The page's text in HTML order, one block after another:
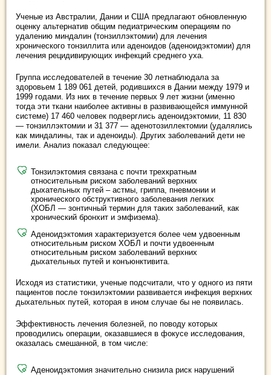
Ученые из Австралии, Дании и США предлагают обновленную
оценку альтернатив общим педиатрическим операциям по
удалению миндалин (тонзиллэктомии) для лечения
хронического тонзиллита или аденоидов (аденоидэктомии) для
лечения рецидивирующих инфекций среднего уха.
Группа исследователей в течение 30 летнаблюдала за
здоровьем 1 189 061 детей, родившихся в Дании между 1979 и
1999 годами. Из них в течение первых 9 лет жизни (именно
тогда эти ткани наиболее активны в развивающейся иммунной
системе) 17 460 человек подверглись аденоидэктомии, 11 830
— тонзиллэктомии и 31 377 — аденотозиллектомии (удалялись
как миндалины, так и аденоиды). Других заболеваний дети не
имели. Анализ показал следующее:
Тонзилэктомия связана с почти трехкратным
относительным риском заболеваний верхних
дыхательных путей – астмы, гриппа, пневмонии и
хронического обструктивного заболевания легких
(ХОБЛ — зонтичный термин для таких заболеваний, как
хронический бронхит и эмфизема).
Аденоидэктомия характеризуется более чем удвоенным
относительным риском ХОБЛ и почти удвоенным
относительным риском заболеваний верхних
дыхательных путей и конъюнктивита.
Исходя из статистики, ученые подсчитали, что у одного из пяти
пациентов после тонзилэктомии развивается инфекция верхних
дыхательных путей, которая в ином случае бы не появилась.
Эффективность лечения болезней, по поводу которых
проводились операции, оказавшиеся в фокусе исследования,
оказалась смешанной, в том числе:
Аденоидэктомия значительно снизила риск нарушений